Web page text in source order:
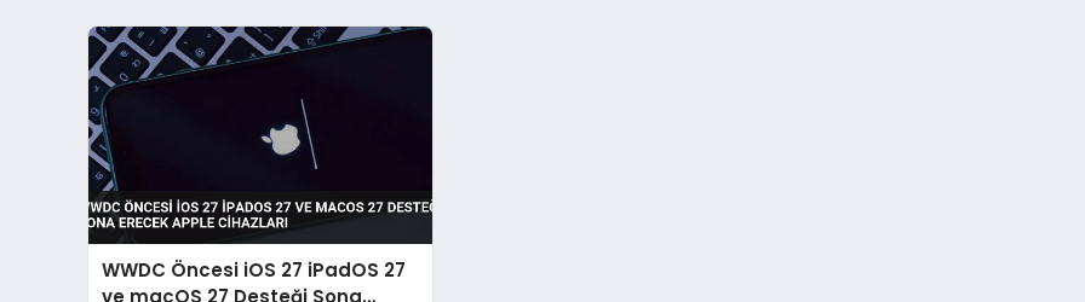
WWDC Öncesi iOS 27 iPadOS 27
ve macOS 27 Desteği Sona